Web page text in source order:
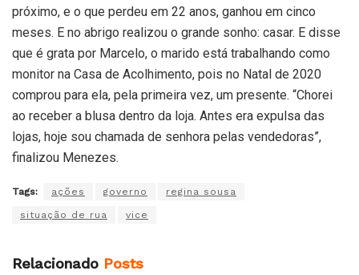
próximo, e o que perdeu em 22 anos, ganhou em cinco
meses. E no abrigo realizou o grande sonho: casar. E disse
que é grata por Marcelo, o marido está trabalhando como
monitor na Casa de Acolhimento, pois no Natal de 2020
comprou para ela, pela primeira vez, um presente. “Chorei
ao receber a blusa dentro da loja. Antes era expulsa das
lojas, hoje sou chamada de senhora pelas vendedoras”,
finalizou Menezes.
Tags: ações governo regina sousa
situação de rua vice
Relacionado Posts